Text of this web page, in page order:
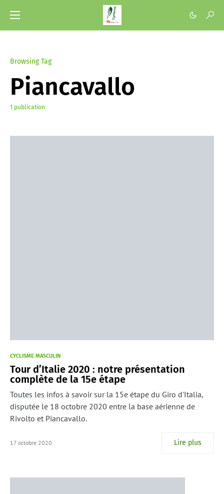
Browsing Tag
Piancavallo
1 publication
CYCLISME MASCULIN
Tour d’Italie 2020 : notre présentation
complète de la 15e étape
Toutes les infos à savoir sur la 15e étape du Giro d'Italia,
disputée le 18 octobre 2020 entre la base aérienne de
Rivolto et Piancavallo.
17 octobre 2020 Lire plus